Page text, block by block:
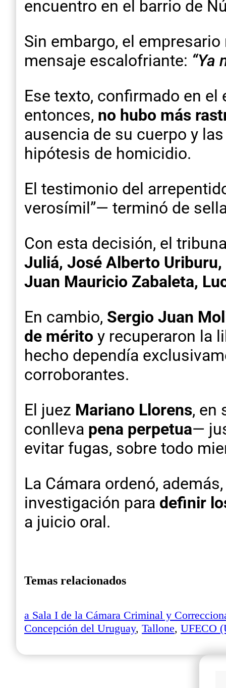
encuentro en el barrio de
Sin embargo, el
mensaje escalofriante: “Ya
Ese texto, confirmado en
entonces, no hubo más
ausencia de su cuerpo y
hipótesis de homicidio.
El testimonio del
verosímil”— terminó de
Con esta decisión, el
Juliá, José Alberto
Juan Mauricio Zabaleta,
En cambio, Sergio Juan
de mérito y recuperaron la
hecho dependía
corroborantes.
El juez Mariano Llorens, en
conlleva pena perpetua—
evitar fugas, sobre todo
La Cámara ordenó,
investigación para definir
a juicio oral.
Temas relacionados
a Sala I de la Cámara Criminal y
Concepción del Uruguay, Tallone, UFECO